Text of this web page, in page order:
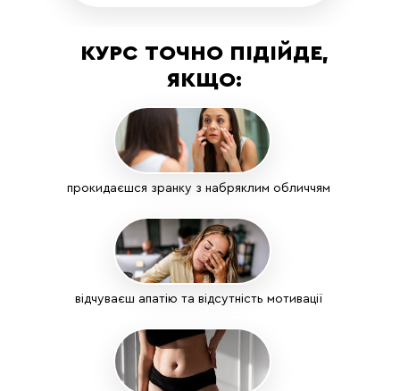
КУРС ТОЧНО ПІДІЙДЕ,
ЯКЩО:
прокидаєшся зранку з набряклим обличчям
відчуваєш апатію та відсутність мотивації